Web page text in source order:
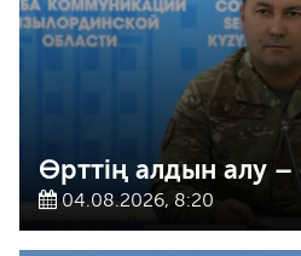
Өрттің алдын алу –
04.08.2026, 8:20